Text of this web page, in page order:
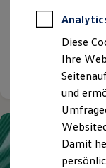
Anpfiff
ID.
ID.
Details
Diese
Ihre
und
Damit